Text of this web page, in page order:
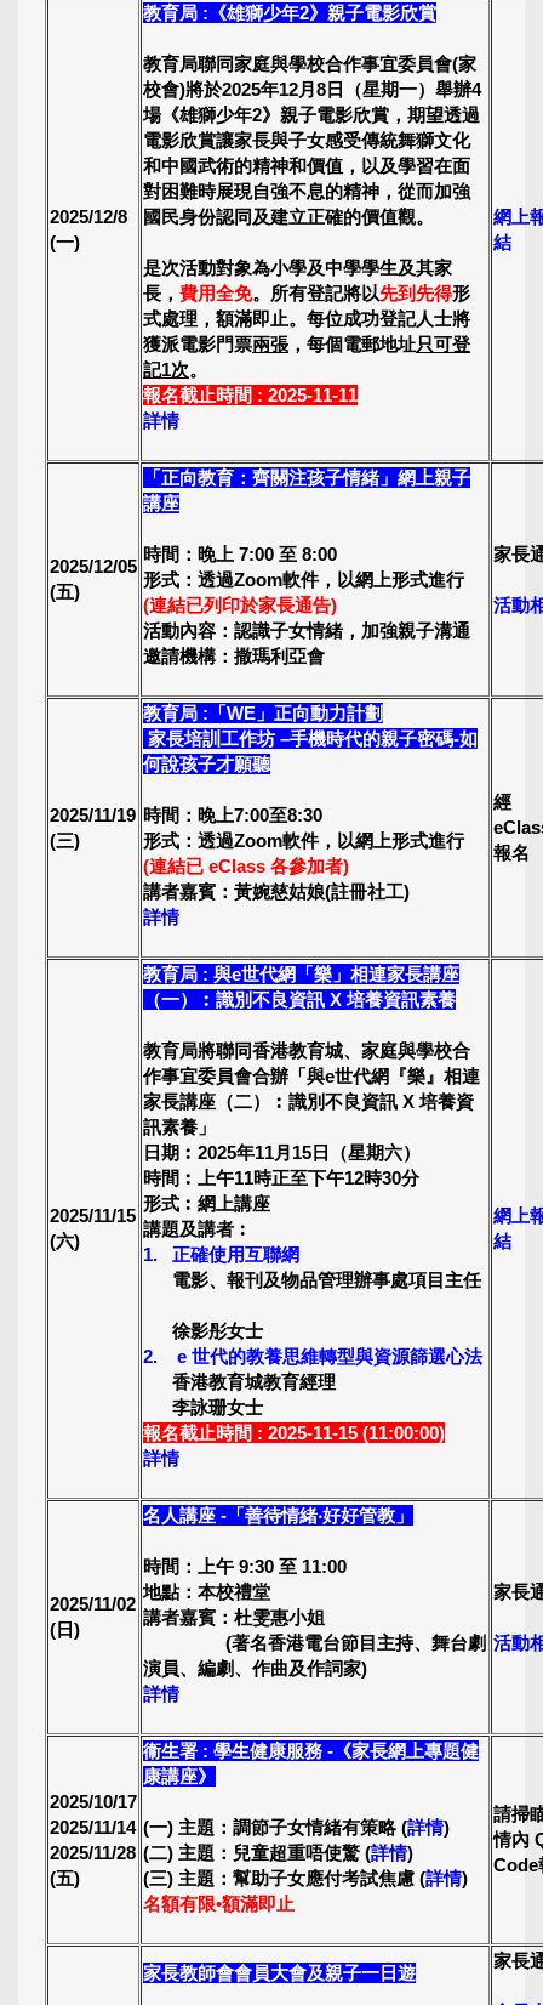
2025/12/8
(一)
教育局 :《雄獅少年2》親子電影欣賞
教育局聯同家庭與學校合作事宜委員會(家
校會)將於2025年12月8日（星期一）舉辦4
場《雄獅少年2》親子電影欣賞， 期望透過
電影欣賞讓家長與子女感受傳統舞獅文化
和中國武術的精神和價值，以及學習在面
對困難時展現自強不息的精神， 從而加強
國民身份認同及建立正確的價值觀。
是次活動對象為小學及中學學生及其家
長， 費用全免。所有登記將以先到先得形
式處理， 額滿即止。每位成功登記人士將
獲派電影門票兩張 ，每個電郵地址只可登
記1次。
報名截止時間 : 2025-11-11
詳情
網上
結
2025/12/05
(五)
「正向教育：齊關注孩子情緒」網上親子
講座
時間：晚上 7:00 至 8:00
形式：透過Zoom軟件，以網上形式進行
(連結已列印於家長通告)
活動內容：認識子女情緒，加強親子溝通
邀請機構：撒瑪利亞會
家長
活動
2025/11/19
(三)
教育局 :「WE」正向動力計劃
家長培訓工作坊 –手機時代的親子密碼-如
何說孩子才願聽
時間：晚上7:00至8:30
形式：透過Zoom軟件，以網上形式進行
(連結已 eClass 各參加者)
講者嘉賓：黃婉慈姑娘(註冊社工)
詳情
經
報名
2025/11/15
(六)
教育局 : 與e世代網「樂」相連家長講座
（一）︰識別不良資訊 X 培養資訊素養
教育局將聯同香港教育城、家庭與學校合
作事宜委員會合辦 「與e世代網『樂』相連
家長講座（二）︰識別不良資訊 X培養資
訊素養」
日期︰2025年11月15日（星期六）
時間︰上午11時正至下午12時30分
形式︰網上講座
講題及講者︰
1. 正確使用互聯網
電影、報刊及物品管理辦事處項目主任
徐影彤女士
2. e 世代的教養思維轉型與資源篩選心法
香港教育城教育經理
李詠珊女士
報名截止時間 : 2025-11-15 (11:00:00)
詳情
網上
結
2025/11/02
(日)
名人講座 -「善待情緒‧好好管教」
時間：上午 9:30 至 11:00
地點：本校禮堂
講者嘉賓：杜雯惠小姐
(著名香港電台節目主持、舞台劇
演員、編劇、作曲及作詞家)
詳情
家長
活動
2025/10/17
2025/11/14
2025/11/28
(五)
衞生署 : 學生健康服務 -《家長網上專題健
康講座》
(一) 主題：調節子女情緒有策略 (詳情)
(二) 主題：兒童超重唔使驚 (詳情)
(三) 主題：幫助子女應付考試焦慮 (詳情)
名額有限•額滿即止
請掃
情內
Code
家長教師會會員大會及親子一日遊
家長